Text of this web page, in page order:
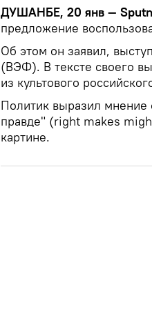
ДУШАНБЕ, 20 янв —
предложение
Об этом он заявил,
(ВЭФ). В тексте своего
из культового
Политик выразил мнение
правде" (right makes
картине.